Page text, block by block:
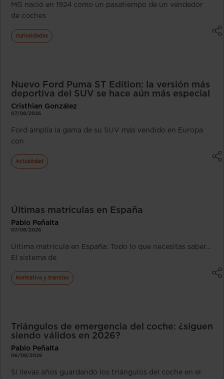
MG nació en 1924 como un pasatiempo de un vendedor
de coches
Curiosidades
Nuevo Ford Puma ST Edition: la versión más
deportiva del SUV se hace aún más especial
Cristhian González
07/08/2026
Ford amplía la gama de su SUV más vendido en Europa
con
Actualidad
Últimas matrículas en España
Pablo Peñalta
07/08/2026
Última matrícula en España: Todo lo que necesitas saber…
El sistema de
Normativa y trámites
Triángulos de emergencia del coche: ¿siguen
siendo válidos en 2026?
Pablo Peñalta
06/08/2026
Si llevas años guardando los triángulos del coche en el